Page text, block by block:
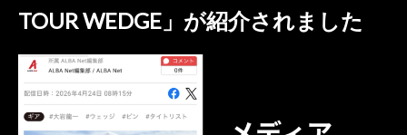
TOUR WEDGE」が紹介されました